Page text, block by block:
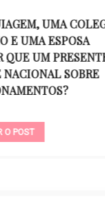
O SUCESSO DE EU
NETFLIX
BOLITAR, O
DE